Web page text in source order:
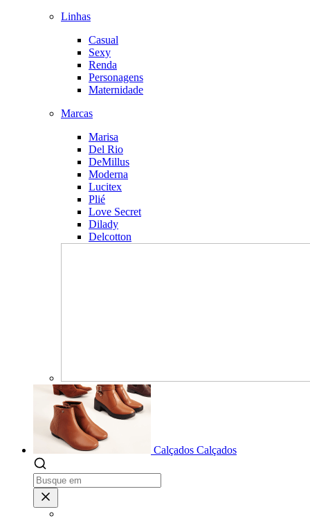
Linhas
Casual
Sexy
Renda
Personagens
Maternidade
Marcas
Marisa
Del Rio
DeMillus
Moderna
Lucitex
Plié
Love Secret
Dilady
Delcotton
Calçados Calçados